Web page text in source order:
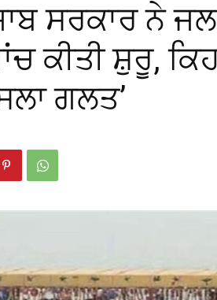
ਸਰਕਾਰ ਨੇ
ਕੀਤੀ ਸ਼ੁਰੂ,
ਗਲਤ’